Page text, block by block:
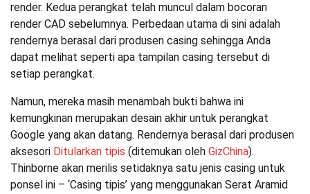
render. Kedua perangkat telah muncul dalam bocoran
render CAD sebelumnya. Perbedaan utama di sini adalah
rendernya berasal dari produsen casing sehingga Anda
dapat melihat seperti apa tampilan casing tersebut di
setiap perangkat.
Namun, mereka masih menambah bukti bahwa ini
kemungkinan merupakan desain akhir untuk perangkat
Google yang akan datang. Rendernya berasal dari produsen
aksesori Ditularkan tipis (ditemukan oleh GizChina).
Thinborne akan merilis setidaknya satu jenis casing untuk
ponsel ini – ‘Casing tipis’ yang menggunakan Serat Aramid